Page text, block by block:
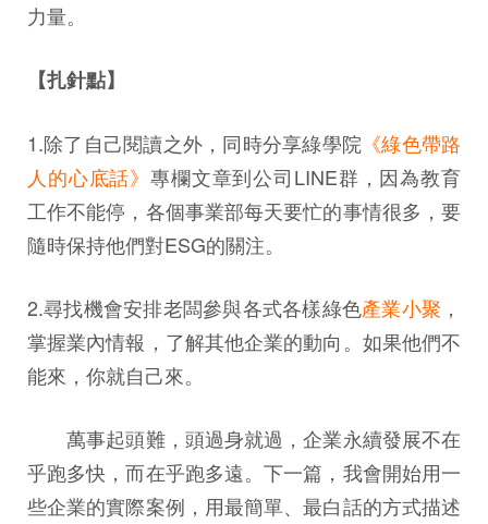
力量。
【扎針點】
1.除了自己閱讀之外，同時分享綠學院 《綠色帶路
人的心底話》專欄文章到公司LINE群，因為教育
工作不能停，各個事業部每天要忙的事情很多，要
隨時保持他們對ESG的關注。
2.尋找機會安排老闆參與各式各樣綠色產業小聚 ，
掌握業內情報，了解其他企業的動向。如果他們不
能來，你就自己來。
萬事起頭難，頭過身就過，企業永續發展不在
乎跑多快，而在乎跑多遠。下一篇，我會開始用一
些企業的實際案例，用最簡單、最白話的方式描述